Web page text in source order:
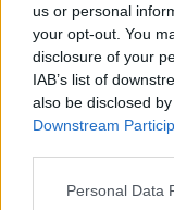
us or personal
your opt-out. You
disclosure of your
IAB’s list of
also be disclosed
Downstream
Personal Data
Τροχό της